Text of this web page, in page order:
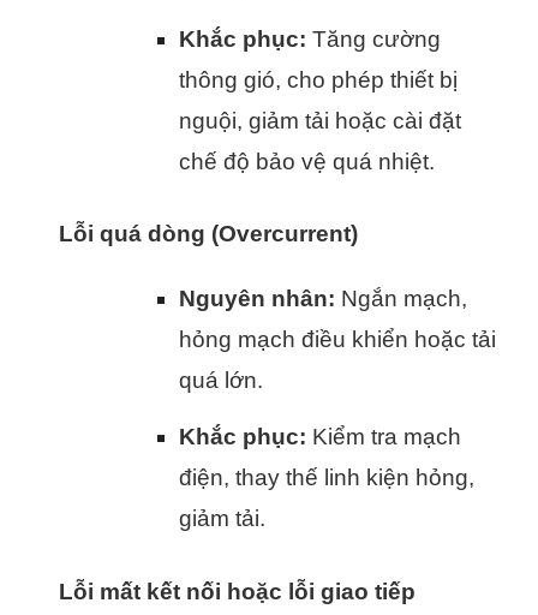
Khắc phục: Tăng cường
thông gió, cho phép thiết bị
nguội, giảm tải hoặc cài đặt
chế độ bảo vệ quá nhiệt.
Lỗi quá dòng (Overcurrent)
Nguyên nhân: Ngắn mạch,
hỏng mạch điều khiển hoặc tải
quá lớn.
Khắc phục: Kiểm tra mạch
điện, thay thế linh kiện hỏng,
giảm tải.
Lỗi mất kết nối hoặc lỗi giao tiếp